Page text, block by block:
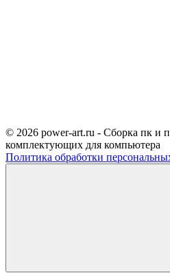
© 2026 power-art.ru - Сборка пк и
комплектующих для компьютера
Политика обработки